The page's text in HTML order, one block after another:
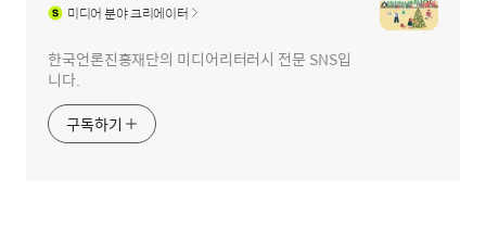
미디어분야 크리에이터
한국언론진흥재단의 미디어리터러시 전문 SNS입
니다.
구독하기